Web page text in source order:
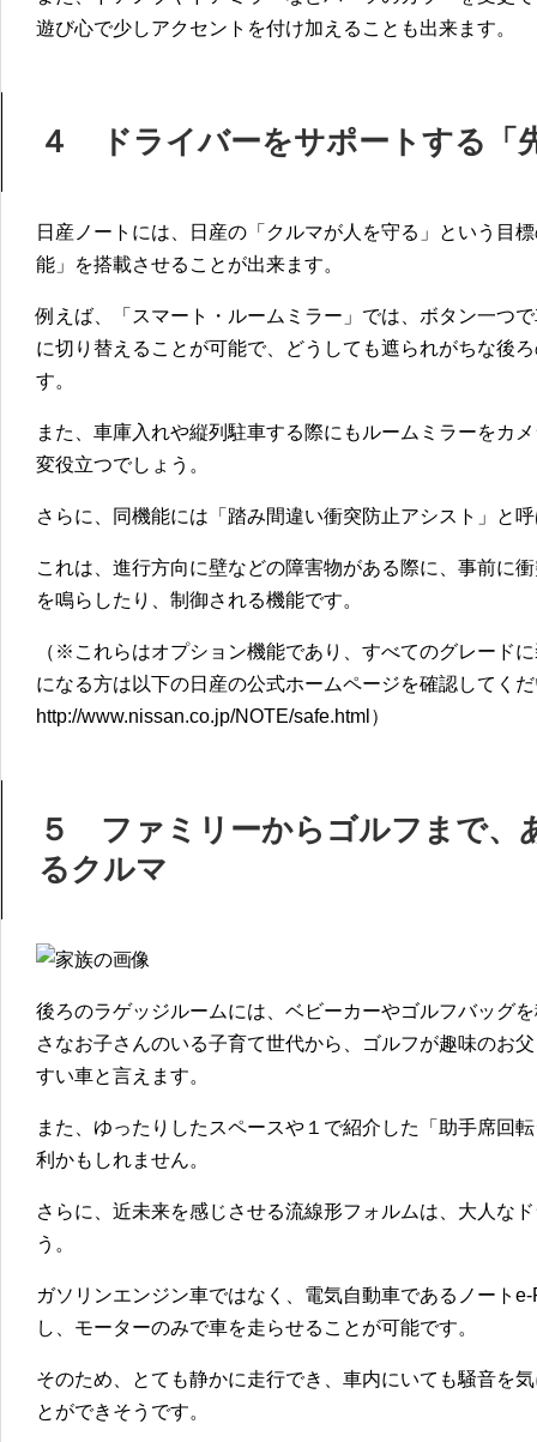
遊び心で少しアクセントを付け加えることも出来ます。
４ ドライバーをサポートする「
日産ノートには、日産の「クルマが人を守る」という目
能」を搭載させることが出来ます。
例えば、「スマート・ルームミラー」では、ボタン一つ
に切り替えることが可能で、どうしても遮られがちな後
す。
また、車庫入れや縦列駐車する際にもルームミラーをカ
変役立つでしょう。
さらに、同機能には「踏み間違い衝突防止アシスト」と
これは、進行方向に壁などの障害物がある際に、事前に
を鳴らしたり、制御される機能です。
（※これらはオプション機能であり、すべてのグレード
になる方は以下の日産の公式ホームページを確認してく
http://www.nissan.co.jp/NOTE/safe.html）
５ ファミリーからゴルフまで、
るクルマ
後ろのラゲッジルームには、ベビーカーやゴルフバッグ
さなお子さんのいる子育て世代から、ゴルフが趣味のお
すい車と言えます。
また、ゆったりしたスペースや１で紹介した「助手席回
利かもしれません。
さらに、近未来を感じさせる流線形フォルムは、大人な
う。
ガソリンエンジン車ではなく、電気自動車であるノート
し、モーターのみで車を走らせることが可能です。
そのため、とても静かに走行でき、車内にいても騒音を
とができそうです。